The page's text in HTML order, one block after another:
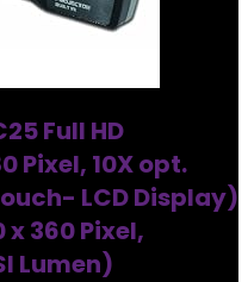
Full HD
Pixel, 10X opt.
LCD Display)
360 Pixel,
Lumen)